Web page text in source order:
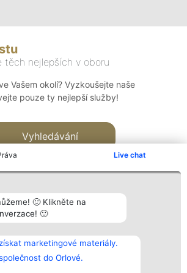
Live chat
🙂 Klikněte na
🙂
marketingové materiály.
do Orlové.
těch nejlepších v oboru
Vašem okolí? Vyzkoušejte naše
pouze ty nejlepší služby!
Vyhledávání
Vítězové
Seznam všech
laureátů
Zásady
Kontakt